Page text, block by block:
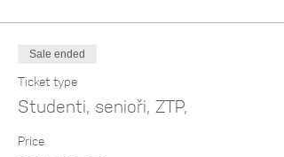
Sale ended
Ticket type
Studenti, senioři, ZTP,
Price